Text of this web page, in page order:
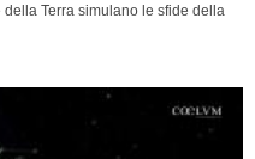
Terra simulano le sfide della